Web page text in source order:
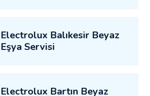
Electrolux Balıkesir Beyaz
Eşya Servisi
Electrolux Bartın Beyaz